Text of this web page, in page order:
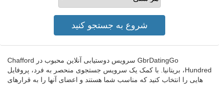
GbrDatingGo سرویس دوستیابی آنلاین محبوب در Chafford
Hundred، بریتانیا. با کمک یک سرویس جستجوی منحصر به فرد، پروفایل
هایی را انتخاب کنید که مناسب شما هستند و اعضای آنها را به قرارهای